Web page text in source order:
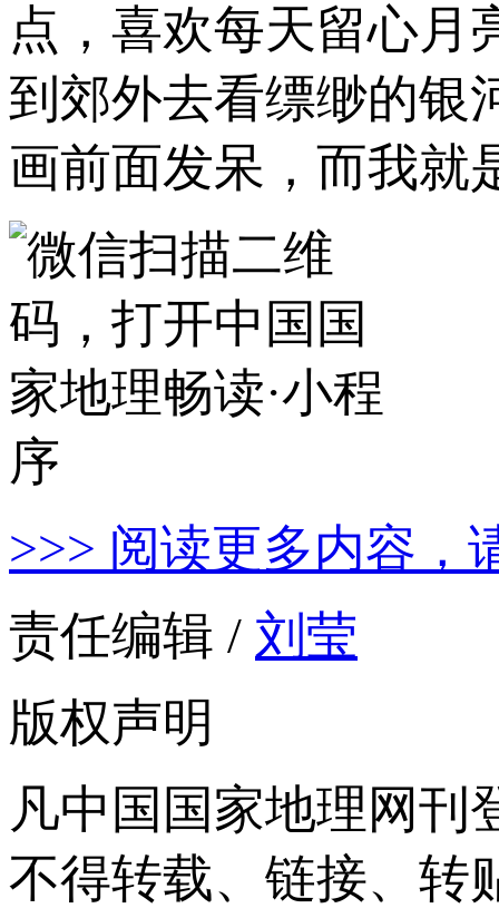
点，喜欢每天留心月
到郊外去看缥缈的银
画前面发呆，而我就
>>> 阅读更多内容，
责任编辑 / 刘莹
版权声明
凡中国国家地理网刊
不得转载、链接、转